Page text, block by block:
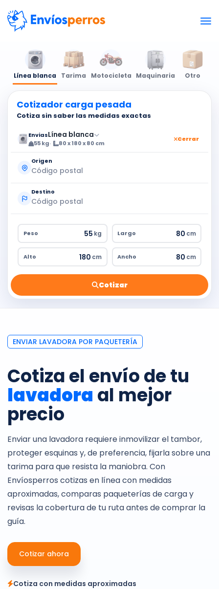
Línea blanca Tarima Motocicleta Maquinaria Otro
Cotizador carga pesada
Cotiza sin saber las medidas exactas
EnviasLínea blanca Cerrar
55 kg 80 x 180 x 80 cm
Origen
Destino
Cotizar
Peso kg Largo cm
Alto cm Ancho cm
ENVIAR LAVADORA POR PAQUETERÍA
Cotiza el envío de tu
lavadora al mejor
precio
Enviar una lavadora requiere inmovilizar el tambor,
proteger esquinas y, de preferencia, fijarla sobre una
tarima para que resista la maniobra. Con
Envíosperros cotizas en línea con medidas
aproximadas, comparas paqueterías de carga y
revisas la cobertura de tu ruta antes de comprar la
guía.
Cotizar ahora
Cotiza con medidas aproximadas